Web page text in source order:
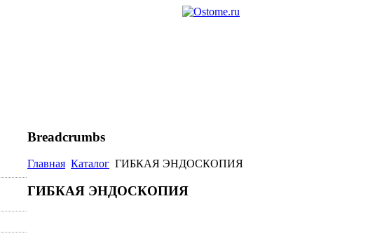
Breadcrumbs
Главная Каталог ГИБКАЯ ЭНДОСКОПИЯ
ГИБКАЯ ЭНДОСКОПИЯ